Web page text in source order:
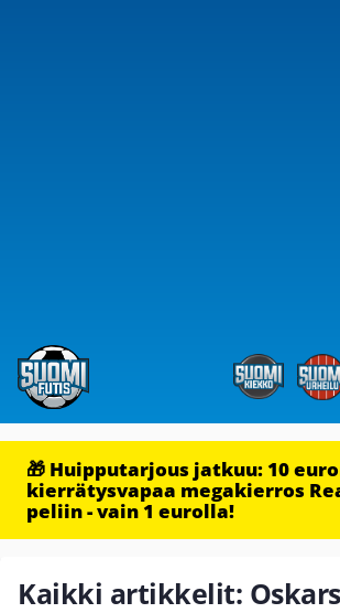
🎁 Huipputarjous jatkuu: 10
kierrätysvapaa megakierros
peliin - vain 1 eurolla!
Kaikki artikkelit: